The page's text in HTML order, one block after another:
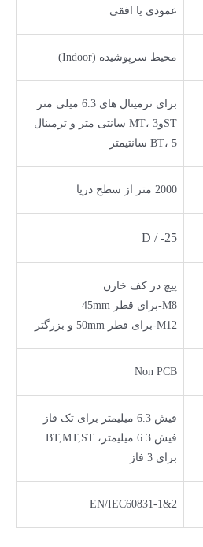
عمودی یا افقی
محیط سرپوشیده (Indoor)
برای ترمینال های 6.3 میلی متر
STوMT، 3 سانتی متر و ترمینال
BT، 5 سانتیمتر
2000 متر از سطح دریا
D / -25
پیچ در کف خازن
M8-برای قطر 45mm
M12-برای قطر 50mm و بزرگتر
Non PCB
فیش 6.3 میلیمتر برای تک فاز
فیش 6.3 میلیمتر، BT,MT,ST
برای 3 فاز
EN/IEC60831-1&2